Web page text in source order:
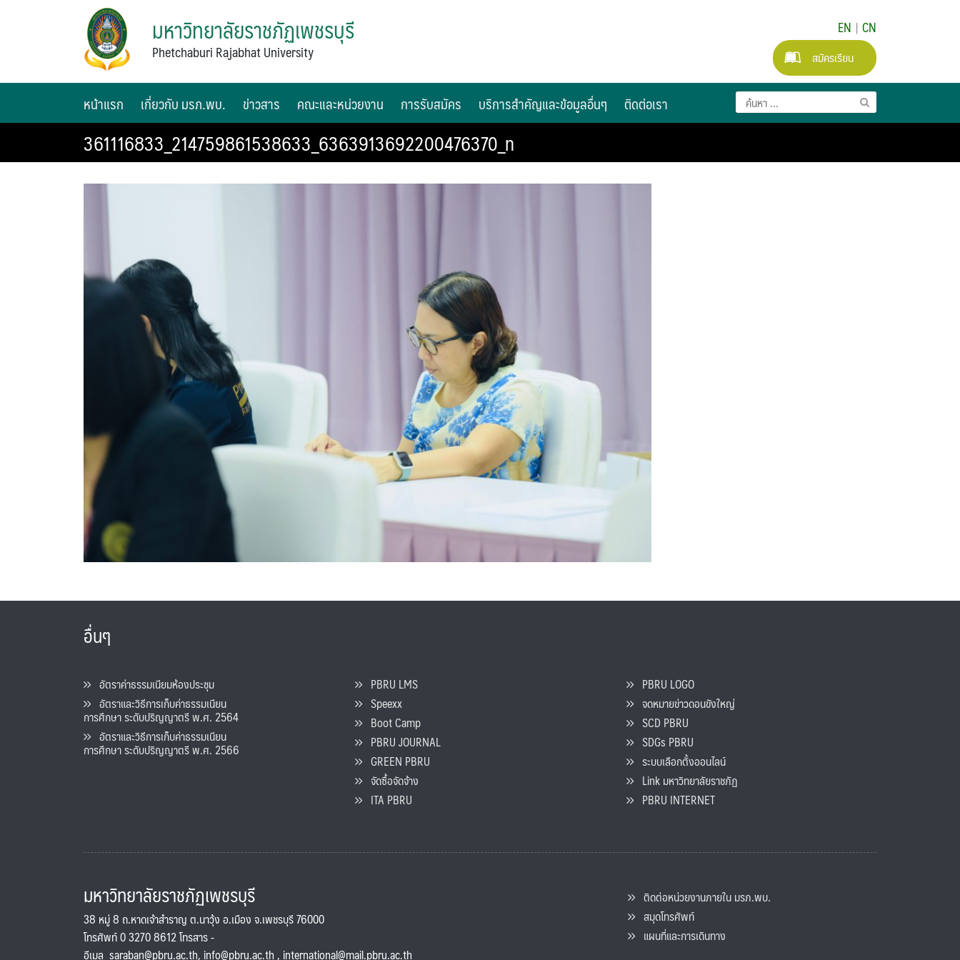
มหาวิทยาลัยราชภัฏเพชรบุรี
Phetchaburi Rajabhat University
EN | CN
สมัครเรียน
หน้าแรก เกี่ยวกับ มรภ.พบ. ข่าวสาร คณะและหน่วยงาน การรับสมัคร บริการสำคัญและข้อมูลอื่นๆ ติดต่อเรา
361116833_214759861538633_6363913692200476370_n
อื่นๆ
อัตราค่าธรรมเนียมห้องประชุม
อัตราและวิธีการเก็บค่าธรรมเนียน
การศึกษา ระดับปริญญาตรี พ.ศ. 2564
อัตราและวิธีการเก็บค่าธรรมเนียน
การศึกษา ระดับปริญญาตรี พ.ศ. 2566
PBRU LMS
Speexx
Boot Camp
PBRU JOURNAL
GREEN PBRU
จัดซื้อจัดจ้าง
ITA PBRU
PBRU LOGO
จดหมายข่าวดอนขังใหญ่
SCD PBRU
SDGs PBRU
ระบบเลือกตั้งออนไลน์
Link มหาวิทยาลัยราชภัฏ
PBRU INTERNET
มหาวิทยาลัยราชภัฏเพชรบุรี
38 หมู่ 8 ถ.หาดเจ้าสำราญ ต.นาวุ้ง อ.เมือง จ.เพชรบุรี 76000
โทรศัพท์ 0 3270 8612 โทรสาร -
อีเมล saraban@pbru.ac.th, info@pbru.ac.th, international@mail.pbru.ac.th
ติดต่อหน่วยงานภายใน มรภ.พบ.
สมุดโทรศัพท์
แผนที่และการเดินทาง